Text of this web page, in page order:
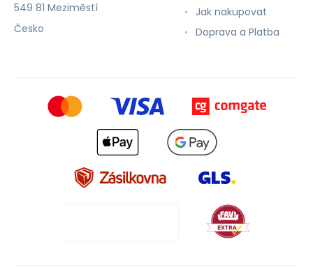
549 81 Meziměstí
Česko
Jak nakupovat
Doprava a Platba